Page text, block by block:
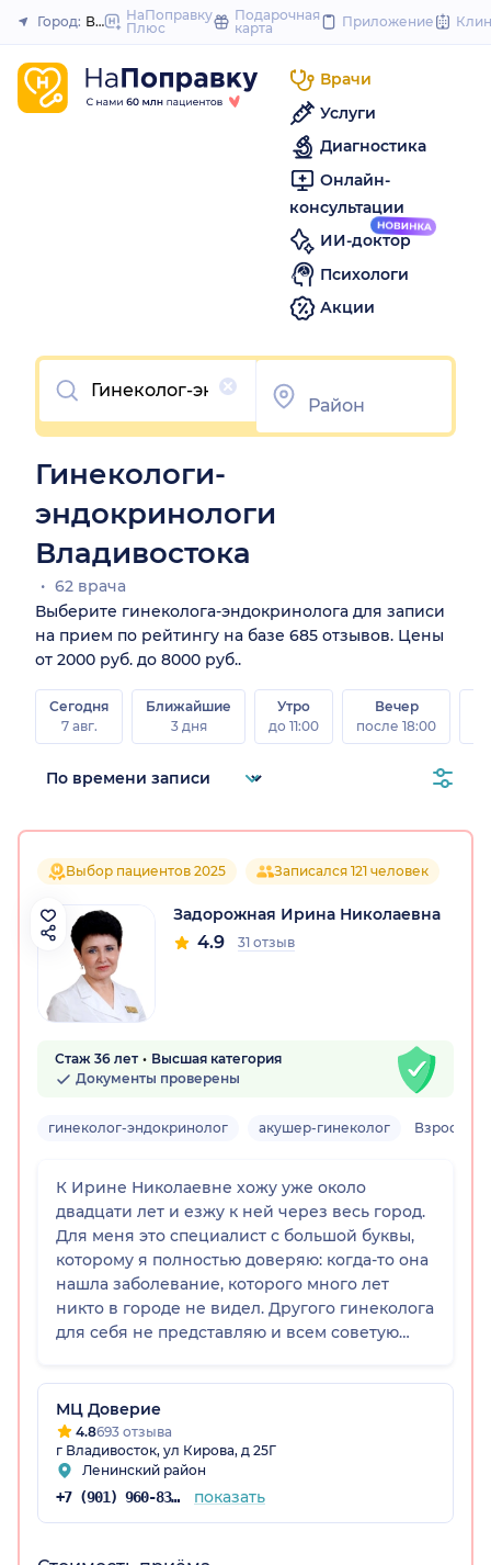
to
Закрыть
Город: Владивосток
НаПоправку
Плюс
Подарочная
карта
Приложение
Врачи
Услуги
Диагностика
Онлайн-
консультации
ИИ-доктор
Психологи
Акции
Очистить
Гинекологи-
эндокринологи
Владивостока
62 врача
Выберите гинеколога-эндокринолога для записи
на прием по рейтингу на базе 685 отзывов. Цены
от 2000 руб. до 8000 руб..
Сегодня
7 авг.
Ближайшие
3 дня
Утро
до 11:00
Вечер
после 18:00
Выбор пациентов 2025 Записался 121 человек
Задорожная Ирина Николаевна
4.9 31 отзыв
Стаж 36 лет
Высшая категория
Документы проверены
гинеколог-эндокринолог акушер-гинеколог Взрослый
К Ирине Николаевне хожу уже около
двадцати лет и езжу к ней через весь город.
Для меня это специалист с большой буквы,
которому я полностью доверяю: когда-то она
нашла заболевание, которого много лет
никто в городе не видел. Другого гинеколога
для себя не представляю и всем советую
МЦ Доверие
4.8693 отзыва
г Владивосток, ул Кирова, д 25Г
Ленинский район
+7 (901) 960-83-47 показать